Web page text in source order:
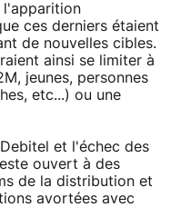
l'apparition
ces derniers étaient
de nouvelles cibles.
ainsi se limiter à
jeunes, personnes
etc...) ou une
et l'échec des
ouvert à des
de la distribution et
avortées avec